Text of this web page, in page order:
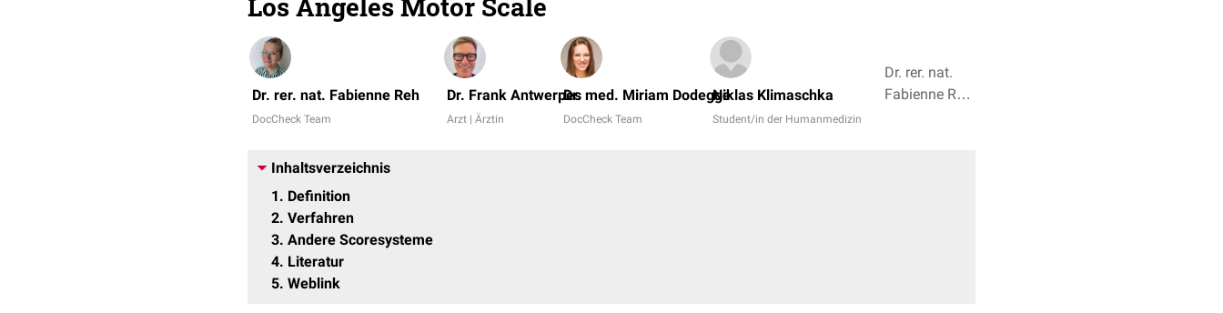
Los Angeles Motor Scale
Dr. rer. nat. Fabienne Reh
DocCheck Team
Dr. Frank Antwerpes
Arzt | Ärztin
Dr. med. Miriam Dodegge
DocCheck Team
Niklas Klimaschka
Student/in der Humanmedizin
Dr. rer. nat.
Fabienne Reh,
Inhaltsverzeichnis
1
Definition
2 Verfahren
3 Andere Scoresysteme
4 Literatur
5 Weblink